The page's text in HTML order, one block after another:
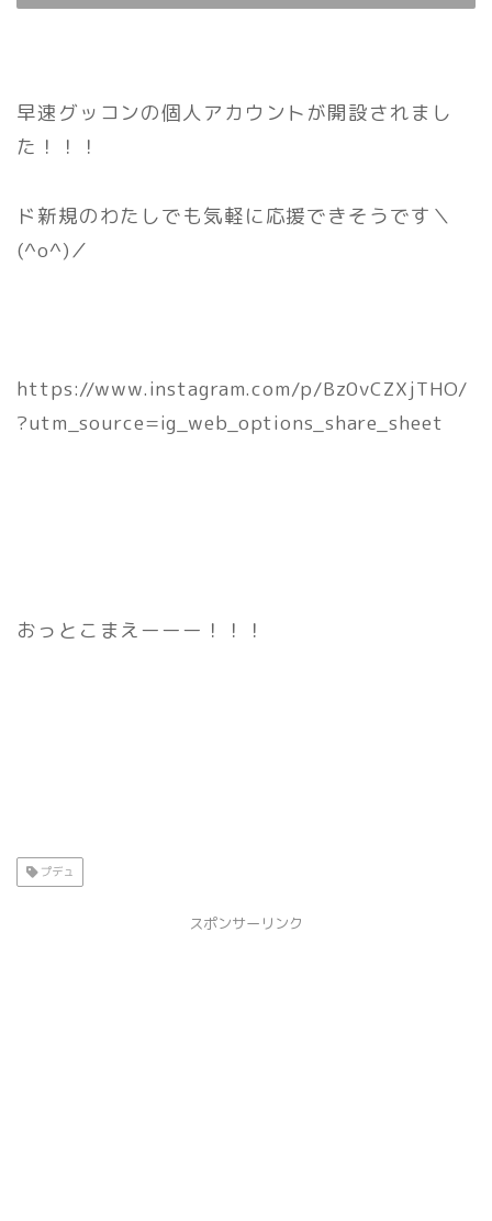
早速グッコンの個人アカウントが開設されまし
た！！！
ド新規のわたしでも気軽に応援できそうです＼
(^o^)／
https://www.instagram.com/p/Bz0vCZXjTHO/
?utm_source=ig_web_options_share_sheet
おっとこまえーーー！！！
プデュ
スポンサーリンク